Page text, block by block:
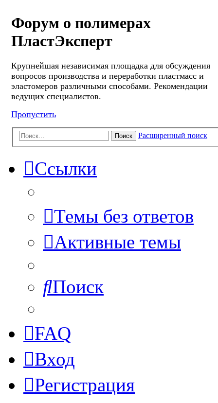
Форум о полимерах
ПластЭксперт
Крупнейшая независимая площадка для обсуждения
вопросов производства и переработки пластмасс и
эластомеров различными способами. Рекомендации
ведущих специалистов.
Пропустить
Поиск Расширенный поиск
Ссылки
Темы без ответов
Активные темы
Поиск
FAQ
Вход
Регистрация